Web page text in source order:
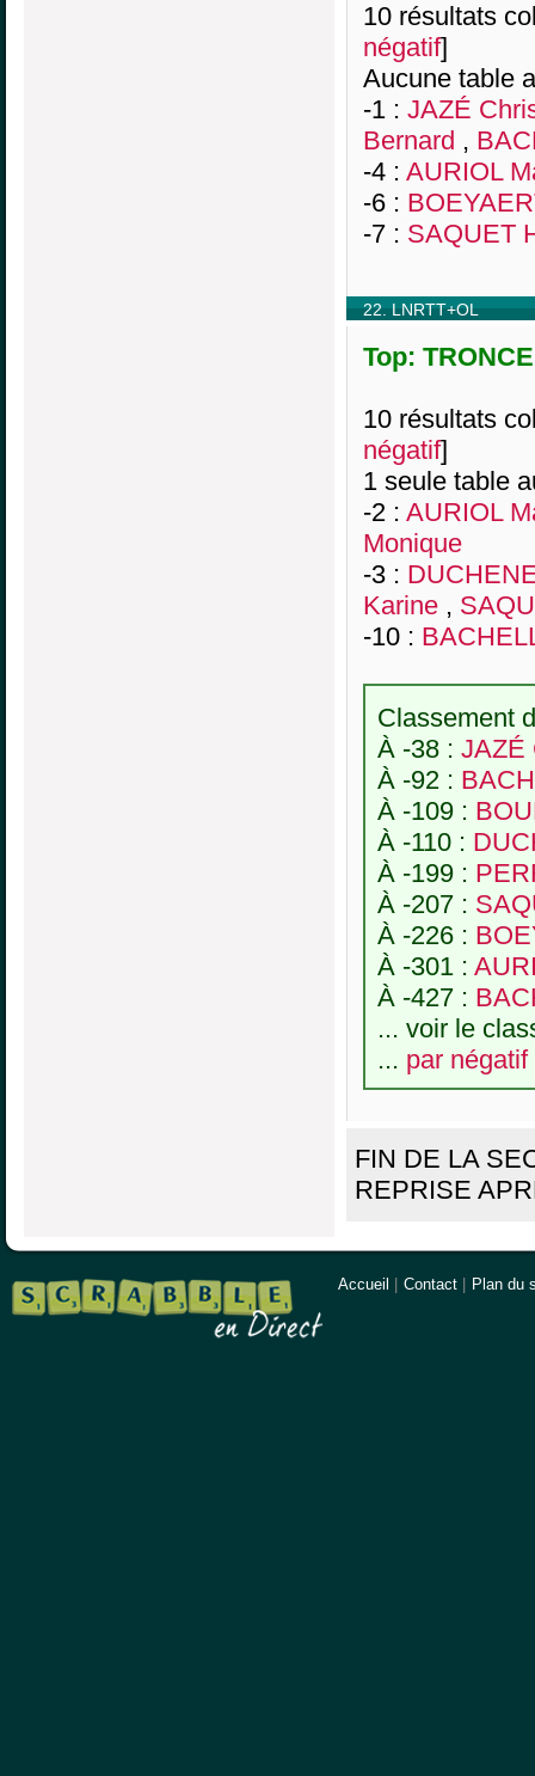
10 résultats
négatif]
Aucune table
-1 : JAZÉ
Bernard ,
-4 : AURIOL
-6 :
-7 : SAQUET
22. LNRTT+OL
Top:
10 résultats
négatif]
1 seule table
-2 : AURIOL
Monique
-3 :
Karine ,
-10 :
Classement
À -38 : JAZÉ
À -92 :
À -109 :
À -110 :
À -199 :
À -207 :
À -226 :
À -301 :
À -427 :
... voir le
... par négatif
FIN DE LA
REPRISE
Accueil Contact Plan du